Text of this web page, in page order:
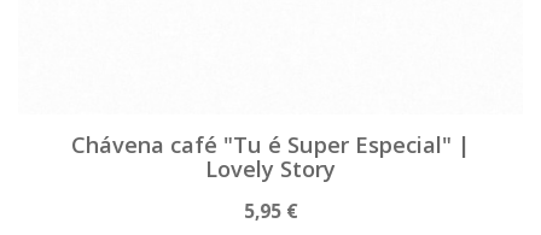
Chávena café "Tu é Super Especial" |
Lovely Story
5,95 €